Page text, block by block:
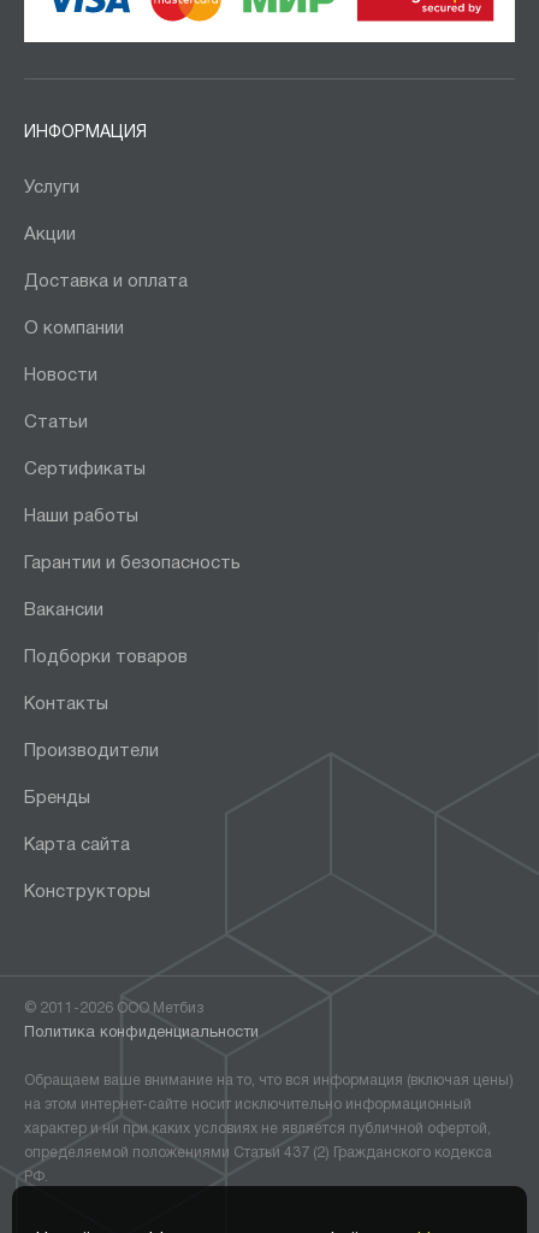
ИНФОРМАЦИЯ
Услуги
Акции
Доставка и оплата
О компании
Новости
Статьи
Сертификаты
Наши работы
Гарантии и безопасность
Вакансии
Подборки товаров
Контакты
Производители
Бренды
Карта сайта
Конструкторы
© 2011-2026 ООО Метбиз
Политика конфиденциальности
Обращаем ваше внимание на то, что вся информация (включая цены)
на этом интернет-сайте носит исключительно информационный
характер и ни при каких условиях не является публичной офертой,
определяемой положениями Статьи 437 (2) Гражданского кодекса
РФ.